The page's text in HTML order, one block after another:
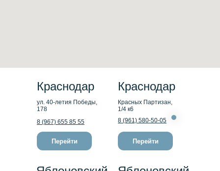
Перейти
Краснодар
Красных Партизан,
1/4 к6
8 (961) 580-50-05
Перейти
Краснодар
ул. 40-летия Победы,
178
8 (967) 655 85 55